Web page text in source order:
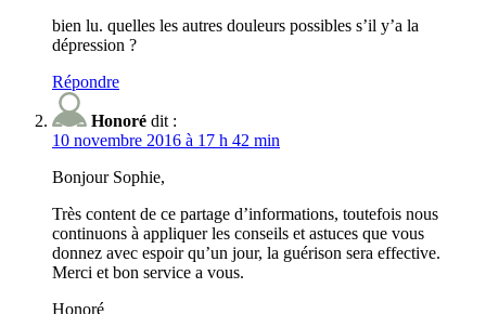
bien lu. quelles les autres douleurs possibles s’il y’a la
dépression ?
Répondre
Honoré dit :
10 novembre 2016 à 17 h 42 min
Bonjour Sophie,
Très content de ce partage d’informations, toutefois nous
continuons à appliquer les conseils et astuces que vous
donnez avec espoir qu’un jour, la guérison sera effective.
Merci et bon service a vous.
Honoré